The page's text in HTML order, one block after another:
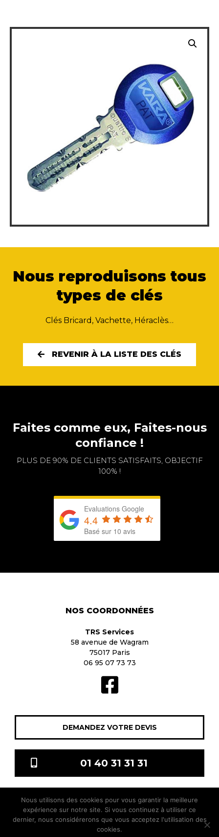
Nous reproduisons tous
types de clés
Clés Bricard, Vachette, Héraclès…
REVENIR À LA LISTE DES CLÉS
Faites comme eux, Faites-nous
confiance !
PLUS DE 90% DE CLIENTS SATISFAITS, OBJECTIF
100% !
Evaluations Google
4.4
Basé sur 10 avis
NOS COORDONNÉES
TRS Services
58 avenue de Wagram
75017 Paris
06 95 07 73 73
DEMANDEZ VOTRE DEVIS
01 40 31 31 31
TRS Services © 2021 Tous droits réservés | Mentions légales
sitis.co
Nous utilisons des cookies pour vous garantir la meilleure
expérience sur notre site. Si vous continuez à utiliser ce
dernier, nous considérerons que vous acceptez l'utilisation des
cookies.